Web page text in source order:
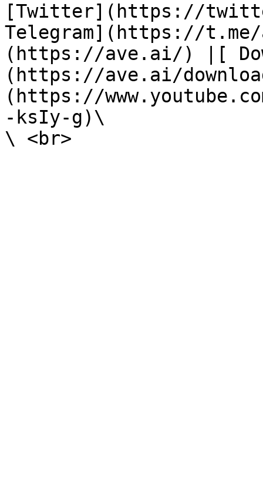
[Twitter](https://
Telegram](https://
(https://ave.ai/) |[
(https://ave.ai/
(https://
-ksIy-g)\